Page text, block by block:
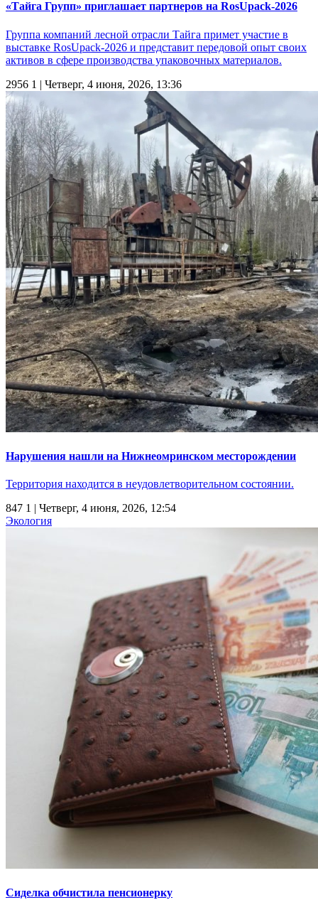
«Тайга Групп» приглашает партнеров на RosUpack-2026
Группа компаний лесной отрасли Тайга примет участие в
выставке RosUpack-2026 и представит передовой опыт своих
активов в сфере производства упаковочных материалов.
2956 1 | Четверг, 4 июня, 2026, 13:36
Нарушения нашли на Нижнеомринском месторождении
Территория находится в неудовлетворительном состоянии.
847 1 | Четверг, 4 июня, 2026, 12:54
Экология
Сиделка обчистила пенсионерку